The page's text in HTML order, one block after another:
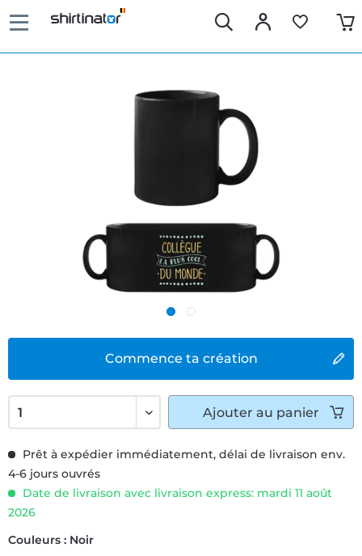
Commence ta création
Prêt à expédier immédiatement, délai de livraison env.
4-6 jours ouvrés
Date de livraison avec livraison express: mardi 11 août
2026
Couleurs : Noir
Ajouter au panier